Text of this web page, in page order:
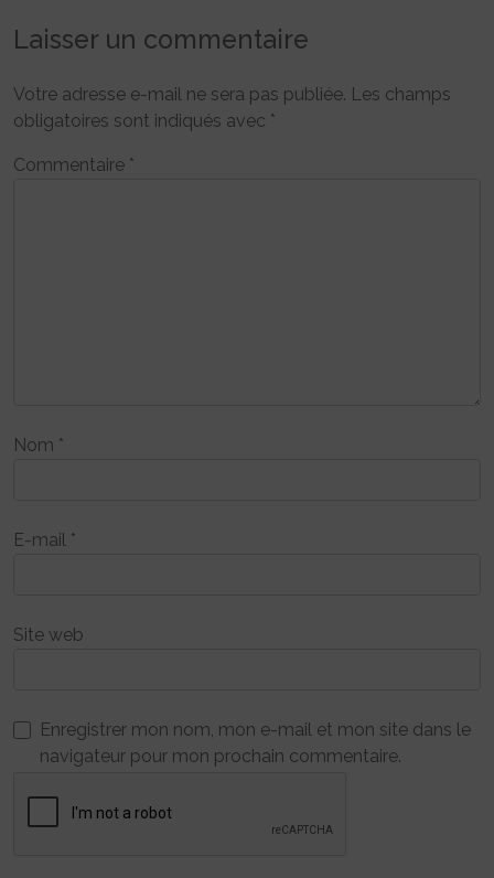
Laisser un commentaire
Votre adresse e-mail ne sera pas publiée. Les champs
obligatoires sont indiqués avec *
Commentaire *
Nom *
E-mail *
Site web
Enregistrer mon nom, mon e-mail et mon site dans le
navigateur pour mon prochain commentaire.